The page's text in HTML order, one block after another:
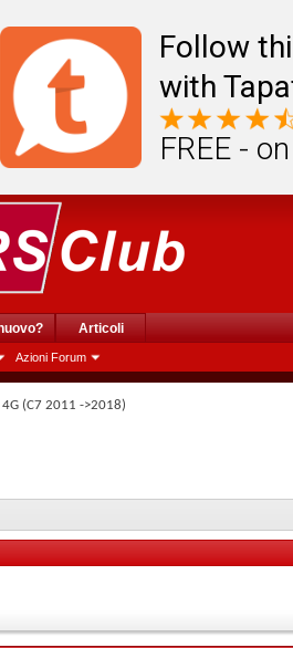
Follow
with
FREE -
Azioni Forum
Articoli
4G (C7 2011 ->2018)